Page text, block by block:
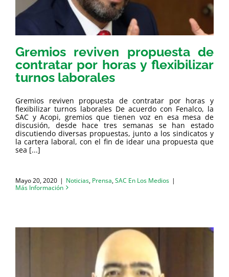
Gremios reviven propuesta de
contratar por horas y flexibilizar
turnos laborales
Gremios reviven propuesta de contratar por horas y
flexibilizar turnos laborales De acuerdo con Fenalco, la
SAC y Acopi, gremios que tienen voz en esa mesa de
discusión, desde hace tres semanas se han estado
discutiendo diversas propuestas, junto a los sindicatos y
la cartera laboral, con el fin de idear una propuesta que
sea [...]
Mayo 20, 2020 | Noticias, Prensa,SAC En Los Medios |
Más Información